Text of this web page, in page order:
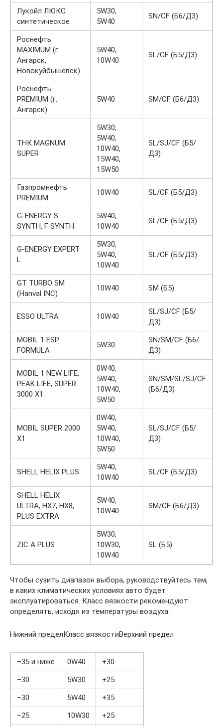
Лукойл ЛЮКС
синтетическое
5W30,
5W40
SN/CF (Б6/Д3)
Роснефть
MAXIMUM (г.
Ангарск,
Новокуйбышевск)
5W40,
10W40
SL/CF (Б5/Д3)
Роснефть
PREMIUM (г.
Ангарск)
5W40 SM/CF (Б6/Д3)
ТНК MAGNUM
SUPER
5W30,
5W40,
10W40,
15W40,
15W50
SL/SJ/CF (Б5/
Д3)
Газпромнефть
PREMIUM
10W40 SL/CF (Б5/Д3)
G-ENERGY S
SYNTH, F SYNTH
5W40,
10W40
SL/CF (Б5/Д3)
G-ENERGY EXPERT
L
5W30,
5W40,
10W40
SL/CF (Б5/Д3)
GT TURBO SM
(Hanval INC)
10W40 SM (Б5)
ESSO ULTRA 10W40
SL/SJ/CF (Б5/
Д3)
MOBIL 1 ESP
FORMULA
5W30
SN/SM/CF (Б6/
Д3)
MOBIL 1 NEW LIFE,
PEAK LIFE, SUPER
3000 X1
0W40,
5W40,
10W40,
5W50
SN/SM/SL/SJ/CF
(Б6/Д3)
MOBIL SUPER 2000
X1
0W40,
5W40,
10W40,
5W50
SL/SJ/CF (Б5/
Д3)
SHELL HELIX PLUS
5W40,
10W40
SL/CF (Б5/Д3)
SHELL HELIX
ULTRA, HX7, HX8,
PLUS EXTRA
5W40,
10W40
SM/CF (Б6/Д3)
ZIC A PLUS
5W30,
10W30,
10W40
SL (Б5)
Чтобы сузить диапазон выбора, руководствуйтесь тем,
в каких климатических условиях авто будет
эксплуатироваться. Класс вязкости рекомендуют
определять, исходя из температуры воздуха:
Нижний пределКласс вязкостиВерхний предел
–35 и ниже 0W40
+30
–30
5W30
+25
–30
5W40
+35
–25
10W30
+25